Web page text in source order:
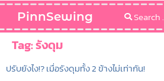
PinnSewing
Tag:รังดุม
ปรับยังไง!? เมื่อรังดุมทั้ง 2 ข้างไม่เท่ากัน!